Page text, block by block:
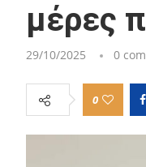
μέρες
29/10/2025 0
0